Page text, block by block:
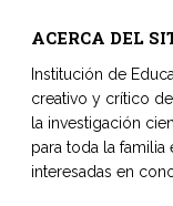
ACERCA DEL
Institución de
creativo y crítico
la investigación
para toda la familia
interesadas en